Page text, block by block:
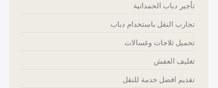
تأجير دباب الحمدانية
تجارب النقل باستخدام دباب
تحميل ثلاجات وغسالات
تغليف العفش
تقديم افضل خدمة للنقل